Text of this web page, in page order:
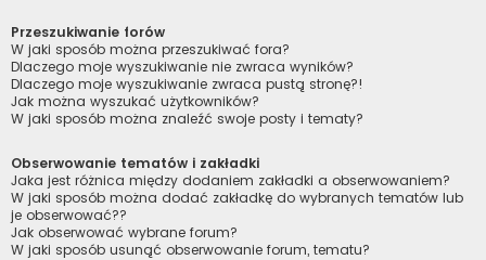
Przeszukiwanie forów
W jaki sposób można przeszukiwać fora?
Dlaczego moje wyszukiwanie nie zwraca wyników?
Dlaczego moje wyszukiwanie zwraca pustą stronę?!
Jak można wyszukać użytkowników?
W jaki sposób można znaleźć swoje posty i tematy?
Obserwowanie tematów i zakładki
Jaka jest różnica między dodaniem zakładki a obserwowaniem?
W jaki sposób można dodać zakładkę do wybranych tematów lub
je obserwować??
Jak obserwować wybrane forum?
W jaki sposób usunąć obserwowanie forum, tematu?